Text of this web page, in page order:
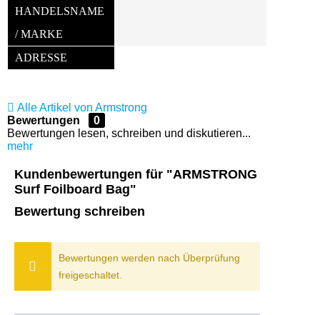
HANDELSNAME
/ MARKE
ADRESSE
Alle Artikel von Armstrong
Bewertungen
0
Bewertungen lesen, schreiben und diskutieren...
mehr
Kundenbewertungen für "ARMSTRONG
Surf Foilboard Bag"
Bewertung schreiben
Bewertungen werden nach Überprüfung
freigeschaltet.